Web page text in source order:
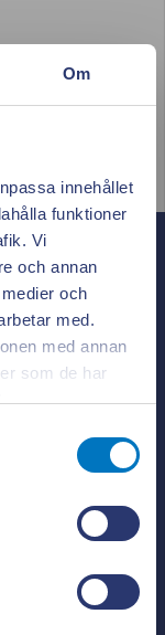
Om
innehållet
funktioner
Vi
och annan
och
med.
med annan
som de harStäng
smartare och